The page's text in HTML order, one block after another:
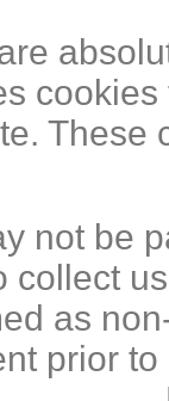
These
not be
collect
as
prior